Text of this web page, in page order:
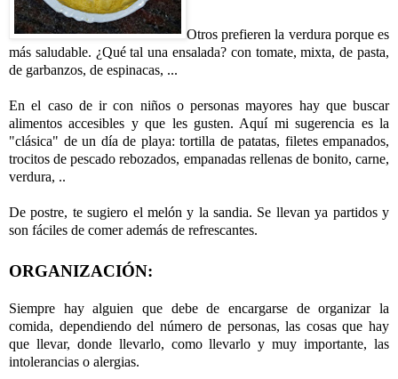
Otros prefieren la verdura porque es
más saludable. ¿Qué tal una ensalada? con tomate, mixta, de pasta,
de garbanzos, de espinacas, ...
En el caso de ir con niños o personas mayores hay que buscar
alimentos accesibles y que les gusten. Aquí mi sugerencia es la
"clásica" de un día de playa: tortilla de patatas, filetes empanados,
trocitos de pescado rebozados, empanadas rellenas de bonito, carne,
verdura, ..
De postre, te sugiero el melón y la sandia. Se llevan ya partidos y
son fáciles de comer además de refrescantes.
ORGANIZACIÓN:
Siempre hay alguien que debe de encargarse de organizar la
comida, dependiendo del número de personas, las cosas que hay
que llevar, donde llevarlo, como llevarlo y muy importante, las
intolerancias o alergias.